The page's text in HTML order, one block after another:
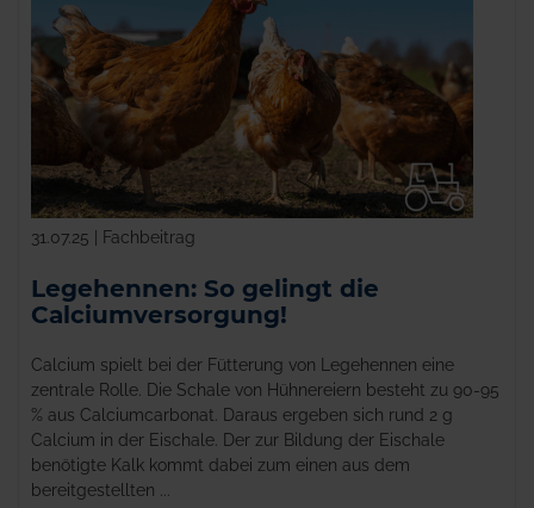
31.07.25 | Fachbeitrag
Legehennen: So gelingt die
Calciumversorgung!
Calcium spielt bei der Fütterung von Legehennen eine
zentrale Rolle. Die Schale von Hühnereiern besteht zu 90-95
% aus Calciumcarbonat. Daraus ergeben sich rund 2 g
Calcium in der Eischale. Der zur Bildung der Eischale
benötigte Kalk kommt dabei zum einen aus dem
bereitgestellten ...